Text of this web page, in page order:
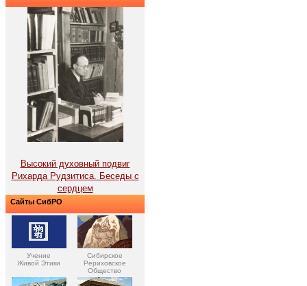
Высокий духовный подвиг
Рихарда Рудзитиса. Беседы с
сердцем
Сайты СибРО
Учение
Живой Этики
Сибирское
Рериховское
Общество